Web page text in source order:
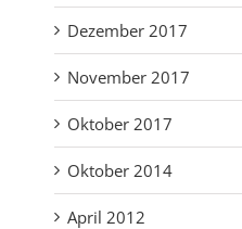
Dezember 2017
November 2017
Oktober 2017
Oktober 2014
April 2012